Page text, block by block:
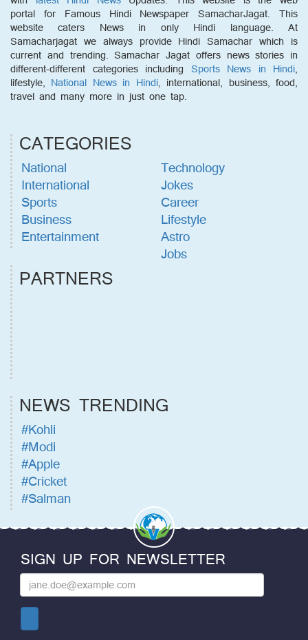
portal for Famous Hindi Newspaper SamacharJagat. This
website caters News in only Hindi language. At
Samacharjagat we always provide Hindi Samachar which is
current and trending. Samachar Jagat offers news stories in
different-different categories including Sports News in Hindi,
lifestyle, National News in Hindi, international, business, food,
travel and many more in just one tap.
CATEGORIES
National
International
Sports
Business
Entertainment
Technology
Jokes
Career
Lifestyle
Astro
Jobs
PARTNERS
NEWS TRENDING
#Kohli
#Modi
#Apple
#Cricket
#Salman
SIGN UP FOR NEWSLETTER